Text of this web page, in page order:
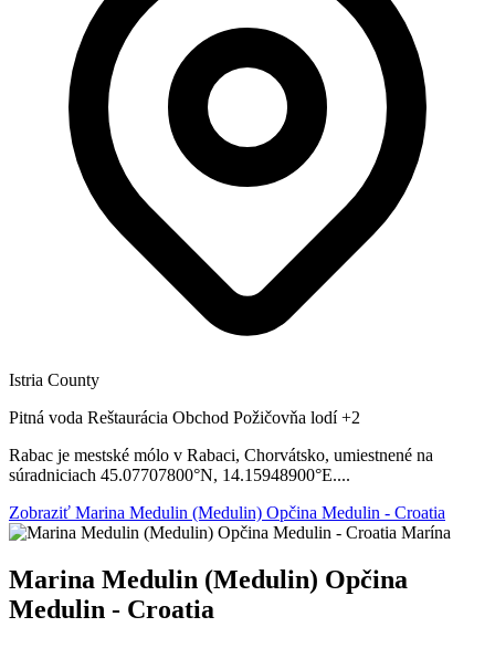
Istria County
Pitná voda Reštaurácia Obchod Požičovňa lodí+2
Rabac je mestské mólo v Rabaci, Chorvátsko, umiestnené na
súradniciach 45.07707800°N, 14.15948900°E....
Zobraziť Marina Medulin (Medulin) Opčina Medulin - Croatia
Marína
Marina Medulin (Medulin) Opčina
Medulin - Croatia